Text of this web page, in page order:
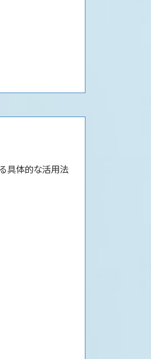
具体的な活用法